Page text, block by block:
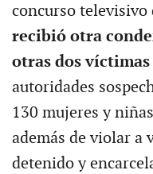
concurso
recibió otra
otras dos
autoridades
130 mujeres y
además de violar a
detenido y